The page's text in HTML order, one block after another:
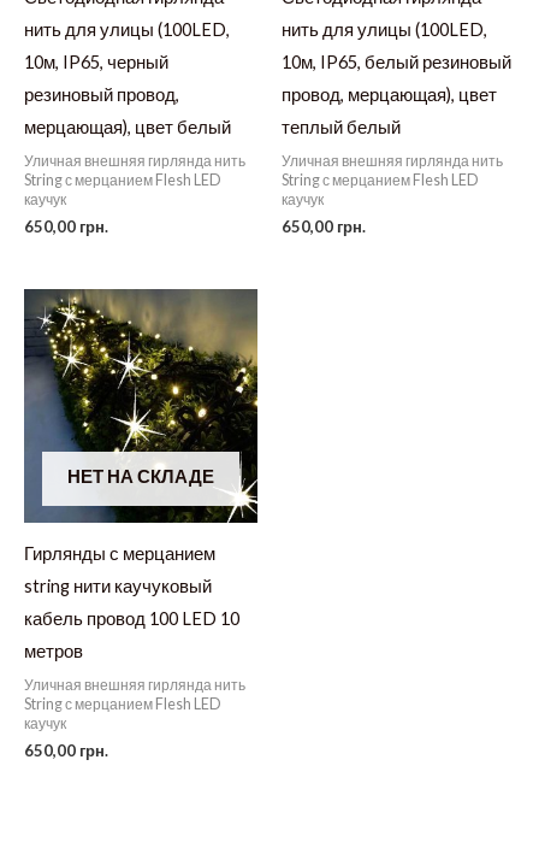
нить для улицы (100LED,
10м, IP65, черный
резиновый провод,
мерцающая), цвет белый
Уличная внешняя гирлянда нить
String с мерцанием Flesh LED
каучук
650,00 грн.
нить для улицы (100LED,
10м, IP65, белый резиновый
провод, мерцающая), цвет
теплый белый
Уличная внешняя гирлянда нить
String с мерцанием Flesh LED
каучук
650,00 грн.
НЕТ НА СКЛАДЕ
Гирлянды с мерцанием
string нити каучуковый
кабель провод 100 LED 10
метров
Уличная внешняя гирлянда нить
String с мерцанием Flesh LED
каучук
650,00 грн.